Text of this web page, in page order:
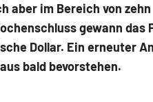
aber im Bereich von zehn
gewann das
Dollar. Ein erneuter
bald bevorstehen.